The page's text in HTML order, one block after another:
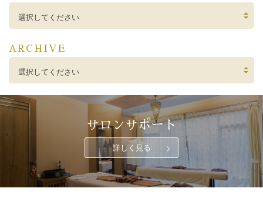
選択してください
ARCHIVE
選択してください
サロンサポート
詳しく見る